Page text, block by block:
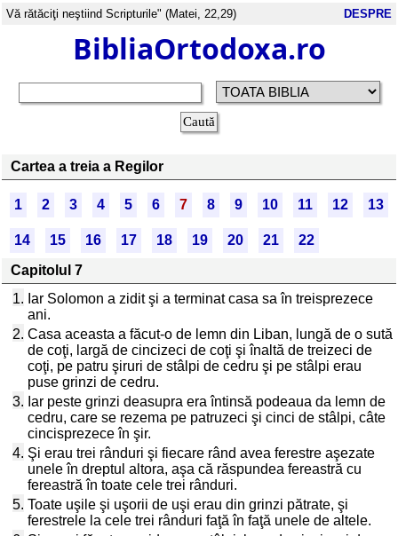
Vă rătăciţi neştiind Scripturile" (Matei, 22,29) DESPRE
BibliaOrtodoxa.ro
Cartea a treia a Regilor
1 2 3 4 5 6 7 8 9 10 11 12 13
14 15 16 17 18 19 20 21
22
Capitolul 7
1. Iar Solomon a zidit şi a terminat casa sa în treisprezece
ani.
2. Casa aceasta a făcut-o de lemn din Liban, lungă de o sută
de coţi, largă de cincizeci de coţi şi înaltă de treizeci de
coţi, pe patru şiruri de stâlpi de cedru şi pe stâlpi erau
puse grinzi de cedru.
3. Iar peste grinzi deasupra era întinsă podeaua da lemn de
cedru, care se rezema pe patruzeci şi cinci de stâlpi, câte
cincisprezece în şir.
4. Şi erau trei rânduri şi fiecare rând avea ferestre aşezate
unele în dreptul altora, aşa că răspundea fereastră cu
fereastră în toate cele trei rânduri.
5. Toate uşile şi uşorii de uşi erau din grinzi pătrate, şi
ferestrele la cele trei rânduri faţă în faţă unele de altele.